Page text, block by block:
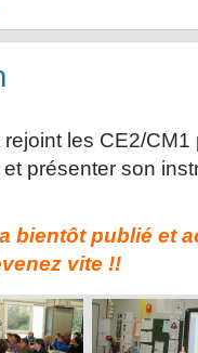
les CE2/
présenter son
bientôt publié et
vite !!